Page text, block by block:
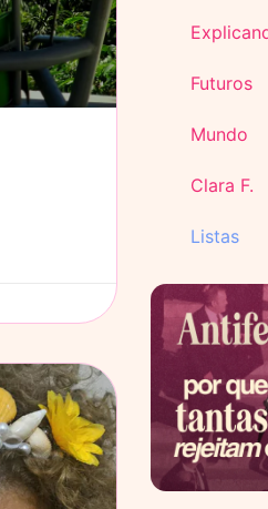
Futuros
Mundo
Clara F.
Listas